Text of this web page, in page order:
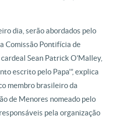
dia, serão abordados pelo
Comissão Pontifícia de
Sean Patrick O’Malley,
escrito pelo Papa'”, explica
membro brasileiro da
de Menores nomeado pelo
pela organização